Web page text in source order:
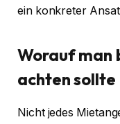
ein konkreter
Worauf man
achten sollte
Nicht jedes